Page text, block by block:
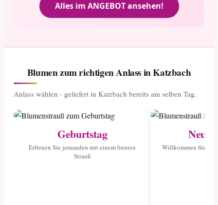
Alles im ANGEBOT ansehen!
Blumen zum richtigen Anlass in Katzbach
Anlass wählen - geliefert in Katzbach bereits am selben Tag.
Geburtstag
Erfreuen Sie jemanden mit einem bunten
Strauß
Willkommen für